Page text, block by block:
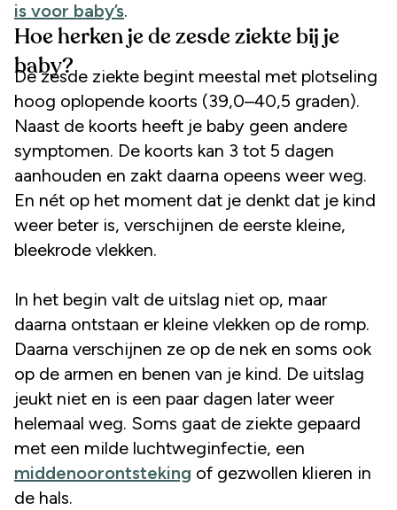
is voor baby’s.
Hoe herken je de zesde ziekte bij je
baby?
De zesde ziekte begint meestal met plotseling
hoog oplopende koorts (39,0–40,5 graden).
Naast de koorts heeft je baby geen andere
symptomen. De koorts kan 3 tot 5 dagen
aanhouden en zakt daarna opeens weer weg.
En nét op het moment dat je denkt dat je kind
weer beter is, verschijnen de eerste kleine,
bleekrode vlekken.
In het begin valt de uitslag niet op, maar
daarna ontstaan er kleine vlekken op de romp.
Daarna verschijnen ze op de nek en soms ook
op de armen en benen van je kind. De uitslag
jeukt niet en is een paar dagen later weer
helemaal weg. Soms gaat de ziekte gepaard
met een milde luchtweginfectie, een
middenoorontsteking of gezwollen klieren in
de hals.